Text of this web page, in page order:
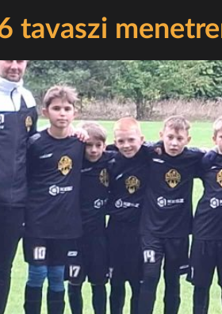
tavaszi